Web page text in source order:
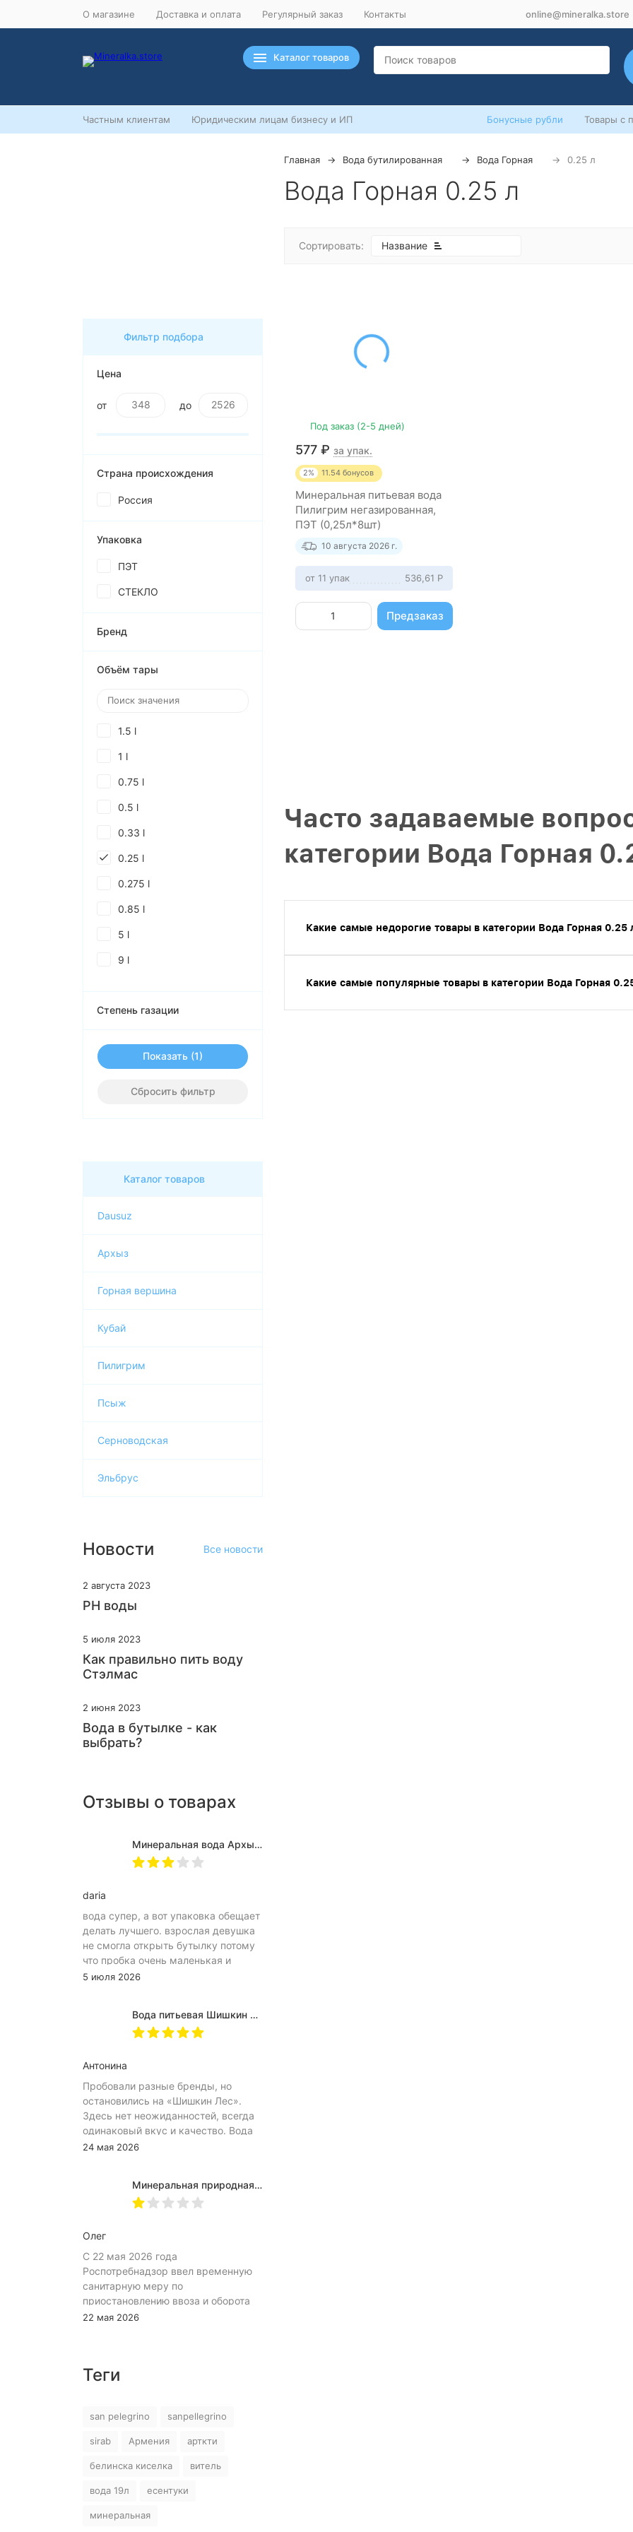
О магазине Доставка и оплата Регулярный заказ Контакты online@mineralka.store
Каталог товаров
Частным клиентам Юридическим лицам бизнесу и ИП Бонусные рубли Товары с
Главная Вода бутилированная Вода Горная 0.25 л
Вода Горная 0.25 л
Сортировать: Название
Под заказ (2-5 дней)
577 ₽ за упак.
2% 11.54 бонусов
Минеральная питьевая вода
Пилигрим негазированная,
ПЭТ (0,25л*8шт)
10 августа 2026 г.
от 11 упак 536,61 Р
Предзаказ
Часто задаваемые
категории Вода Горная
Какие самые недорогие товары в категории Вода Горная 0.25
Какие самые популярные товары в категории Вода Горная
Фильтр подбора
Цена
от до
Страна происхождения
Россия
Упаковка
ПЭТ
СТЕКЛО
Бренд
Объём тары
1.5 l
1 l
0.75 l
0.5 l
0.33 l
0.25 l
0.275 l
0.85 l
5 l
9 l
Степень газации
Показать
Сбросить фильтр
Каталог товаров
Dausuz
Архыз
Горная вершина
Кубай
Пилигрим
Псыж
Серноводская
Эльбрус
Новости Все новости
2 августа 2023
PH воды
5 июля 2023
Как правильно пить воду
Стэлмас
2 июня 2023
Вода в бутылке - как
выбрать?
Отзывы о товарах
Минеральная вода Архыз Vita негазированная, ПЭТ 0.5 л (12 штук)
daria
вода супер, а вот упаковка обещает
делать лучшего. взрослая девушка
не смогла открыть бутылку потому
что пробка очень маленькая и
неудобное расположение
затрудняет открытию бутылка.
Плюс рубцы на пробке мелкие, что
5 июля 2026
Вода питьевая Шишкин лес в (одноразовой) таре 19 литров
Антонина
Пробовали разные бренды, но
остановились на «Шишкин Лес».
Здесь нет неожиданностей, всегда
одинаковый вкус и качество. Вода
хорошо идёт и холодной, и
подходит. Это, наверное, главный
показатель.
24 мая 2026
Минеральная природная вода Jermuk / Джермук газированная, Пэт (1,0л*6шт)
Олег
С 22 мая 2026 года
Роспотребнадзор ввел временную
санитарную меру по
приостановлению ввоза и оборота
на территории Российской
вода «Джермук», изготовитель ЗАО
информации, указанной в
нарушением требований пункта 10
раздела 3 ТР ЕАЭС 044/2017 «О
воды, включая природную
выявлено превышение содержания
22 мая 2026
Теги
san pelegrino sanpellegrino
sirab Армения арткти
белинска киселка витель
вода 19л есентуки
минеральная